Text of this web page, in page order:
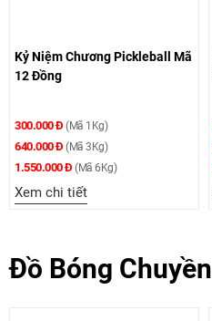
Kỷ Niệm Chương Pickleball Mã
12 Đồng
300.000 Đ (Mã 1Kg)
640.000 Đ (Mã 3Kg)
1.550.000 Đ (Mã 6Kg)
Xem chi tiết
Đồ Bóng Chuyền